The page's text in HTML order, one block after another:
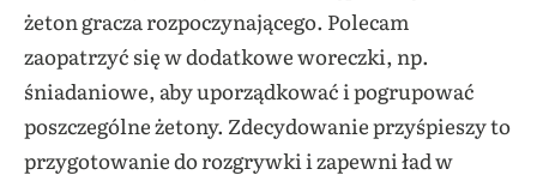
żeton gracza rozpoczynającego. Polecam
zaopatrzyć się w dodatkowe woreczki, np.
śniadaniowe, aby uporządkować i pogrupować
poszczególne żetony. Zdecydowanie przyśpieszy to
przygotowanie do rozgrywki i zapewni ład w